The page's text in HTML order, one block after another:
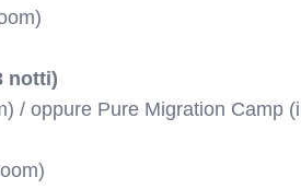
notti)
/ oppure Pure Migration Camp